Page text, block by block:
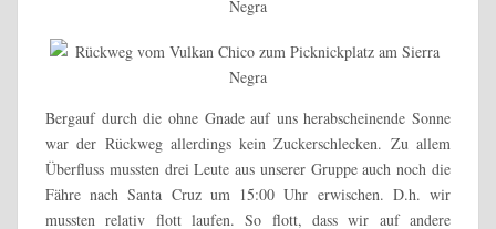
Bergauf durch die ohne Gnade auf uns herabscheinende Sonne
war der Rückweg allerdings kein Zuckerschlecken. Zu allem
Überfluss mussten drei Leute aus unserer Gruppe auch noch die
Fähre nach Santa Cruz um 15:00 Uhr erwischen. D.h. wir
mussten relativ flott laufen. So flott, dass wir auf andere